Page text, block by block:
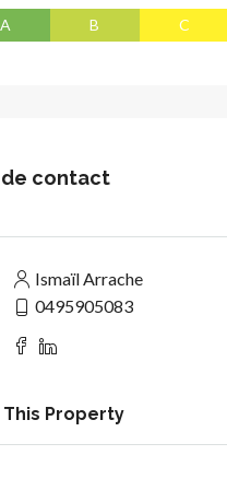
A B C
contact
Ismaïl Arrache
0495905083
Property